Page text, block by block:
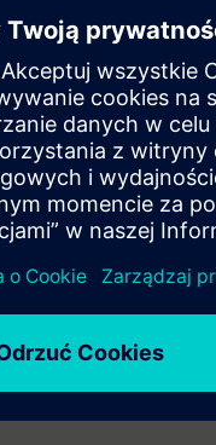
comunicazione basati
i requisiti
delle reti
PRO2
è un vantaggio